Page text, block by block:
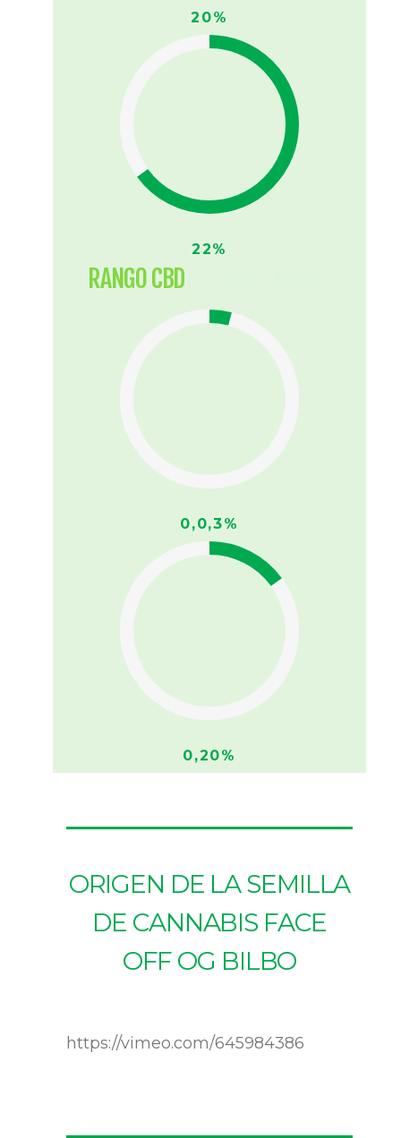
20%
22%
RANGO CBD
0,0,3%
0,20%
ORIGEN DE LA SEMILLA
DE CANNABIS FACE
OFF OG BILBO
https://vimeo.com/645984386